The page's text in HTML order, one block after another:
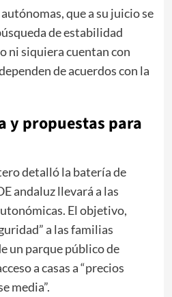
que a su juicio se
de estabilidad
ni siquiera cuentan con
de acuerdos con la
y propuestas para
detalló la batería de
andaluz llevará a las
El objetivo,
a las familias
un parque público de
a casas a “precios
media”.